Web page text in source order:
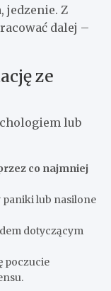
jedzenie. Z
dalej –
ze
lub
co najmniej
paniki lub nasilone
dotyczącym
poczucie